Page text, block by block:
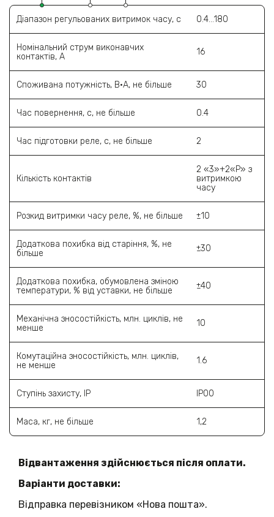
Діапазон регульованих витримок часу, c 0.4...180
Номінальний струм виконавчих
контактів, А
16
Споживана потужність, В·А, не більше 30
Час повернення, с, не більше 0.4
Час підготовки реле, с, не більше 2
Кількість контактів
2 «3»+2«Р» з
витримкою
часу
Розкид витримки часу реле, %, не більше ±10
Додаткова похибка від старіння, %, не
більше
±30
Додаткова похибка, обумовлена зміною
температури, % від уставки, не більше
±40
Механічна зносостійкість, млн. циклів, не
менше
10
Комутаційна зносостійкість, млн. циклів,
не менше
1.6
Ступінь захисту, IP IP00
Маса, кг, не більше 1,2
Відвантаження здійснюється після оплати.
Варіанти доставки:
Відправка перевізником «Нова пошта».